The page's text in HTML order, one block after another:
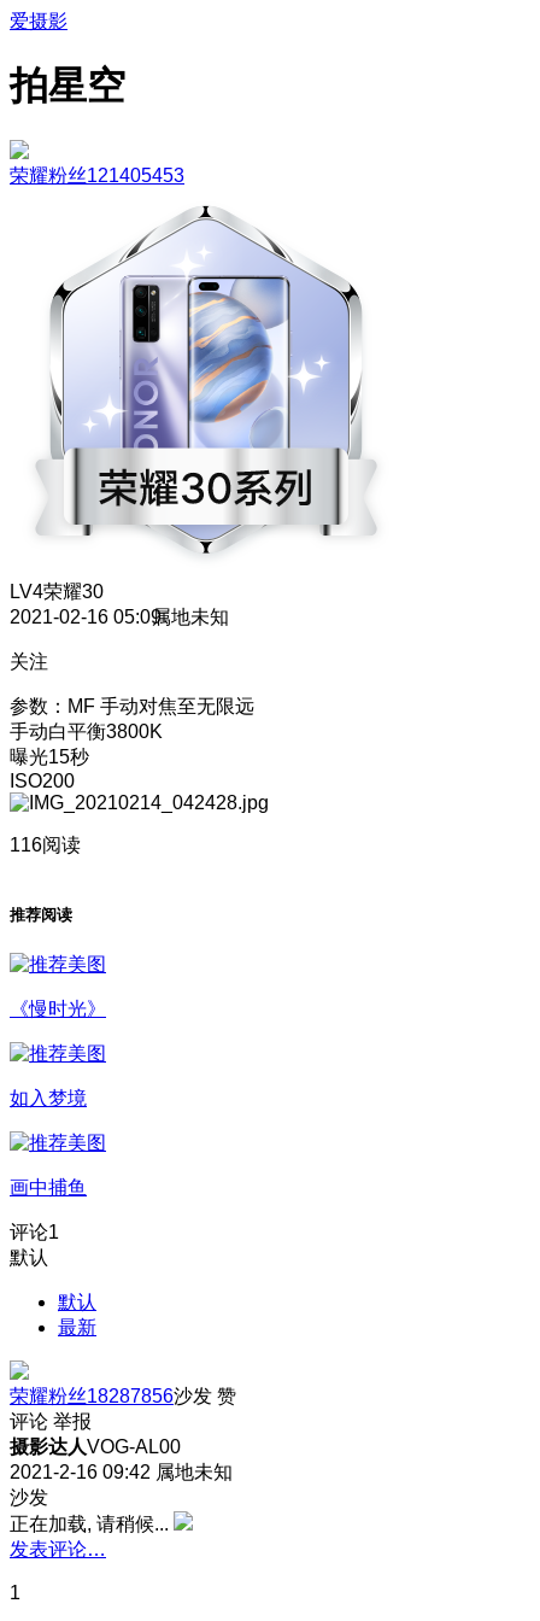
爱摄影
拍星空
荣耀粉丝121405453
LV4荣耀30
2021-02-16 05:09属地未知
关注
参数：MF 手动对焦至无限远
手动白平衡3800K
曝光15秒
ISO200
116阅读
推荐阅读
《慢时光》
如入梦境
画中捕鱼
评论1
默认
默认
最新
荣耀粉丝18287856沙发 赞
评论 举报
摄影达人VOG-AL00
2021-2-16 09:42 属地未知
沙发
正在加载, 请稍候...
发表评论…
1